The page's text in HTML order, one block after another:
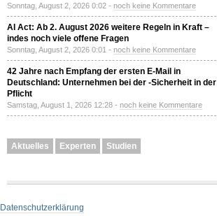
Sonntag, August 2, 2026 0:02 - noch keine Kommentare
AI Act: Ab 2. August 2026 weitere Regeln in Kraft –
indes noch viele offene Fragen
Sonntag, August 2, 2026 0:01 - noch keine Kommentare
42 Jahre nach Empfang der ersten E-Mail in
Deutschland: Unternehmen bei der -Sicherheit in der
Pflicht
Samstag, August 1, 2026 12:28 - noch keine Kommentare
Aktuelles Experten Studien
Datenschutzerklärung